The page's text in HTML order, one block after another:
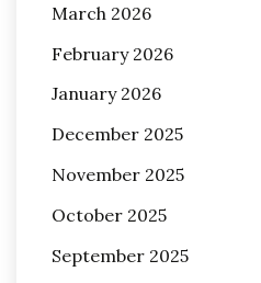
March 2026
February 2026
January 2026
December 2025
November 2025
October 2025
September 2025